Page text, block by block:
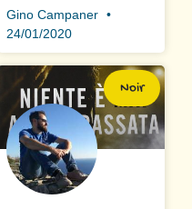
Gino Campaner
24/01/2020
Noir